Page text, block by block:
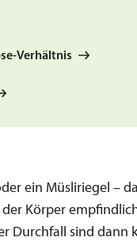
Verhältnis
ein Müsliriegel –
Körper
Durchfall sind dann